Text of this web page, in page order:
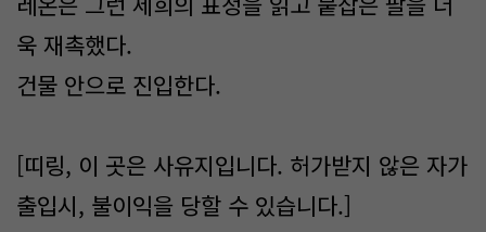
욱 재촉했다.
건물 안으로 진입한다.
[띠링, 이 곳은 사유지입니다. 허가받지 않은 자가
출입시, 불이익을 당할 수 있습니다.]